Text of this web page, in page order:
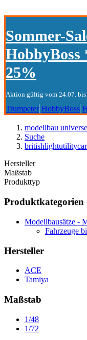
Sommer-
25%
Aktion gültig vom 24.07. bis
Trumpeter HobbyBoss
modellbau universe
Suche
britishlightutilitycar
Hersteller
Maßstab
Produkttyp
Produktkategorien
Modellbausätze -
Fahrzeuge
Hersteller
ACE
Tamiya
Maßstab
1/48
1/72